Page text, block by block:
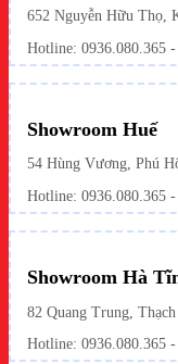
652 Nguyễn Hữu Thọ,
Hotline: 0936.080.365
Showroom Huế
54 Hùng Vương, Phú
Hotline: 0936.080.365 -
Showroom Hà
82 Quang Trung,
Hotline: 0936.080.365 -